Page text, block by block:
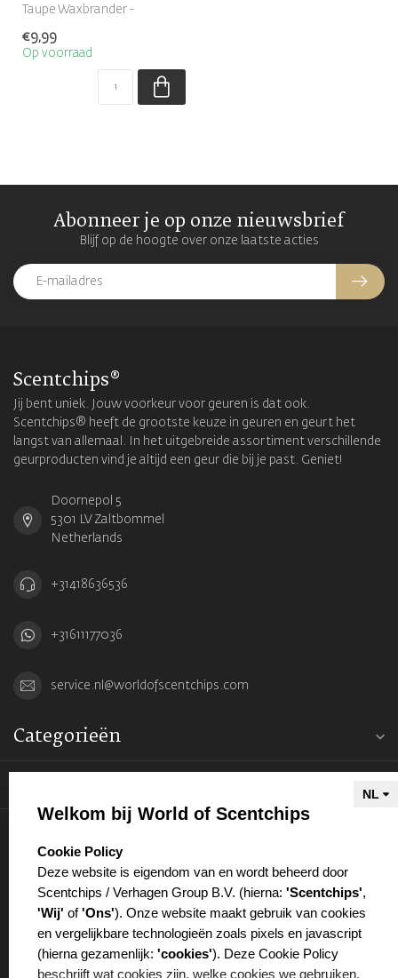
Taupe Waxbrander -
€9,99
Op voorraad
Abonneer je op onze nieuwsbrief
Blijf op de hoogte over onze laatste acties
Scentchips®
Jij bent uniek. Jouw voorkeur voor geuren is dat ook.
Scentchips® heeft de grootste keuze in geuren en geurt het
langst van allemaal. In het uitgebreide assortiment verschillende
geurproducten vind je altijd een geur die bij je past. Geniet!
Doornepol 5
5301 LV Zaltbommel
Netherlands
+31418636536
+31611177036
service.nl@worldofscentchips.com
Categorieën
Welkom bij World of Scentchips
select language
Cookie Policy
Deze website is eigendom van en wordt beheerd door
Scentchips / Verhagen Group B.V. (hierna: 'Scentchips',
'Wij' of'Ons'). Onze website maakt gebruik van cookies
en vergelijkbare technologieën zoals pixels en javascript
(hierna gezamenlijk: 'cookies'). Deze Cookie Policy
beschrijft wat cookies zijn, welke cookies we gebruiken,